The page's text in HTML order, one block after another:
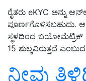
ರೈತರು eKYC ಅನ್ನು
ಪೂರ್ಣಗೊಳಿಸಬಹುದು.
ಸ್ಥಳದಿಂದ ಬಯೋಮೆಟ್ರಿಕ್
15 ಶುಲ್ಕವಿರುತ್ತದೆ
ನೀವು